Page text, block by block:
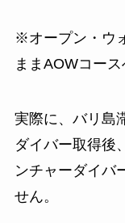
※オープン・ウ
ままAOWコー
実際に、バリ島
ダイバー取得後
ンチャーダイバ
せん。